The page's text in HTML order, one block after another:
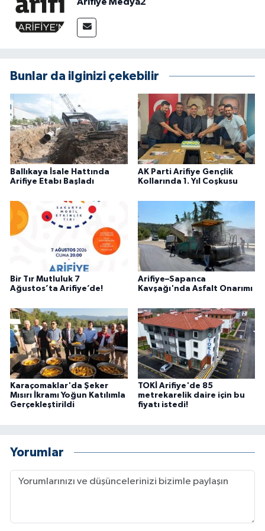
Bunlar da ilginizi çekebilir
Ballıkaya İsale Hattında
Arifiye Etabı Başladı
AK Parti Arifiye Gençlik
Kollarında 1. Yıl Coşkusu
Bir Tır Mutluluk 7
Ağustos’ta Arifiye’de!
Arifiye–Sapanca
Kavşağı'nda Asfalt Onarımı
Karaçomaklar'da Şeker
Mısırı İkramı Yoğun Katılımla
Gerçekleştirildi
TOKİ Arifiye'de 85
metrekarelik daire için bu
fiyatı istedi!
Yorumlar